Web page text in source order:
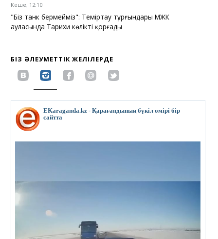
Кеше, 12:10
"Біз танк бермейміз": Теміртау тұрғындары МЖК
ауласында Тарихи көлікті қорғады
БІЗ ӘЛЕУМЕТТІК ЖЕЛІЛЕРДЕ
EKaraganda.kz - Қарағандының бүкіл өмірі бір
сайтта